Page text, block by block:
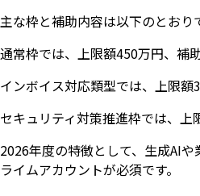
主な枠と補助内容は以下のとおり
通常枠では、上限額450万円、補
インボイス対応類型では、上限
セキュリティ対策推進枠では、
2026年度の特徴として、生成AI
ライムアカウントが必須です。